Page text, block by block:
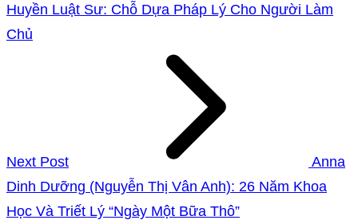
Huyền Luật Sư: Chỗ Dựa Pháp Lý Cho Người Làm
Chủ
Next Post
Anna
Dinh Dưỡng (Nguyễn Thị Vân Anh): 26 Năm Khoa
Học Và Triết Lý “Ngày Một Bữa Thô”